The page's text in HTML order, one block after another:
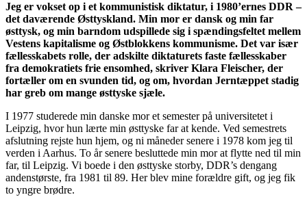
Jeg er vokset op i et kommunistisk diktatur, i 1980’ernes DDR –
det daværende Østtyskland. Min mor er dansk og min far
østtysk, og min barndom udspillede sig i spændingsfeltet mellem
Vestens kapitalisme og Østblokkens kommunisme. Det var især
fællesskabets rolle, der adskilte diktaturets faste fællesskaber
fra demokratiets frie ensomhed, skriver Klara Fleischer, der
fortæller om en svunden tid, og om, hvordan Jerntæppet stadig
har greb om mange østtyske sjæle.
I 1977 studerede min danske mor et semester på universitetet i
Leipzig, hvor hun lærte min østtyske far at kende. Ved semestrets
afslutning rejste hun hjem, og ni måneder senere i 1978 kom jeg til
verden i Aarhus. To år senere besluttede min mor at flytte ned til min
far, til Leipzig. Vi boede i den østtyske storby, DDR’s dengang
andenstørste, fra 1981 til 89. Her blev mine forældre gift, og jeg fik
to yngre brødre.